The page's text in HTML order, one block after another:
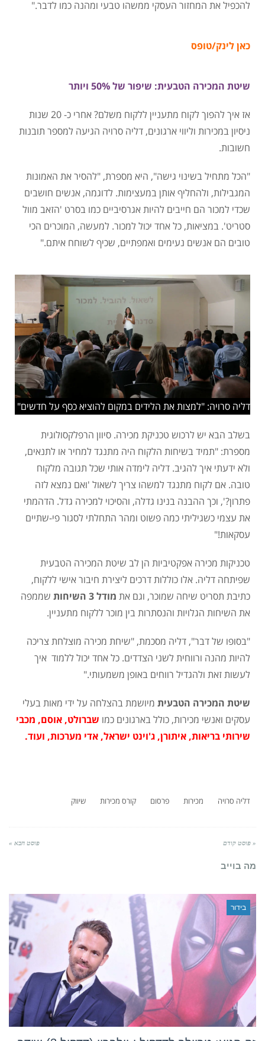
להכפיל את המחזור העסקי ממשהו טבעי ומהנה כמו לדבר."
כאן לינק/טופס
שיטת המכירה הטבעית: שיפור של 50% ויותר
אז איך להפוך לקוח מתעניין ללקוח משלם? אחרי כ- 20 שנות
ניסיון במכירות וליווי ארגונים, דליה סרויה הגיעה למספר תובנות
חשובות.
"הכל מתחיל בשינוי גישה", היא מספרת, "להסיר את האמונות
המגבילות, ולהחליף אותן במעצימות. לדוגמה, אנשים חושבים
שכדי למכור הם חייבים להיות אגרסיביים כמו בסרט 'הזאב מוול
סטריט'. במציאות, כל אחד יכול למכור. למעשה, המוכרים הכי
טובים הם אנשים נעימים ואמפתיים, שכיף לשוחח איתם."
דליה סרויה: "למצות את הלידים במקום להוציא כסף על חדשים"
בשלב הבא יש לרכוש טכניקת מכירה. סיוון הרפלקסולוגית
מספרת: "תמיד בשיחות הלקוח היה מתנגד למחיר או לתנאים,
ולא ידעתי איך להגיב. דליה לימדה אותי שכל תגובה מלקוח
טובה. אם לקוח מתנגד למשהו צריך לשאול 'ואם נמצא לזה
פתרון?', וכך ההבנה בנינו גדלה, והסיכוי למכירה גדל. הדהמתי
את עצמי כשגיליתי כמה פשוט ומהר התחלתי לסגור פי-שתיים
עסקאות!"
טכניקות מכירה אפקטיביות הן לב שיטת המכירה הטבעית
שפיתחה דליה. אלו כוללות דרכים ליצירת חיבור אישי ללקוח,
כתיבת תסריט שיחה שמוכר, וגם את מודל 3 השיחות
שממפה
את השיחות הגלויות והנסתרות בין מוכר ללקוח מתעניין.
"בסופו של דבר", דליה מסכמת, "שיחת מכירה מוצלחת צריכה
להיות מהנה ורווחית לשני הצדדים. כל אחד יכול ללמוד איך
לעשות זאת ולהגדיל רווחים באופן משמעותי."
שיטת המכירה הטבעית מיושמת בהצלחה על ידי מאות בעלי
עסקים ואנשי מכירות, כולל בארגונים כמו שברולט, אוסם, מכבי
שירותי בריאות, איתורן, ג'וינט ישראל, אדי מערכות, ועוד.
דליה סרויה מכירות פרסום קורס מכירות שיווק
« פוסט קודם פוסט הבא »
מה בוייב
בידור